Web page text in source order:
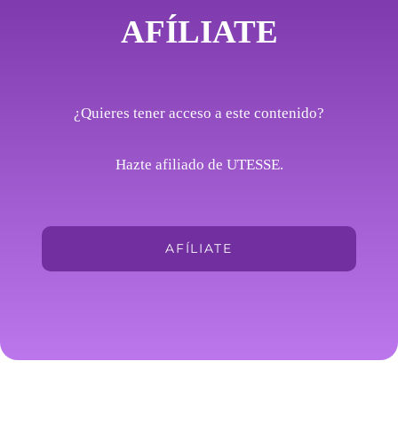
AFÍLIATE
¿Quieres tener acceso a este contenido?
Hazte afiliado de UTESSE.
AFÍLIATE